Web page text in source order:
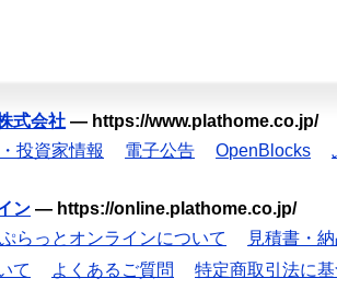
式会社 — https://www.plathome.co.jp/
投資家情報 電子公告 OpenBlocks
ン — https://online.plathome.co.jp/
ぷらっとオンラインについて
見積書・
て
よくあるご質問
特定商取引法に